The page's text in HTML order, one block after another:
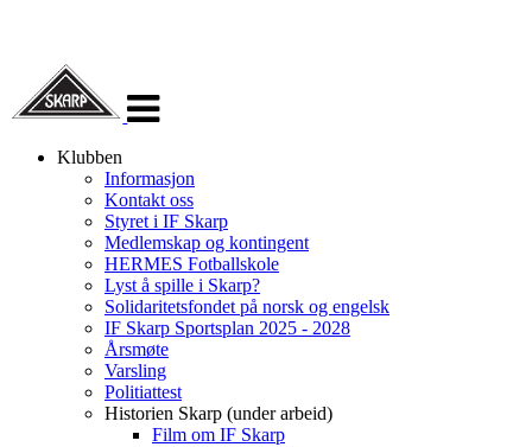
navigasjon
Klubben
Informasjon
Kontakt oss
Styret i IF Skarp
Medlemskap og kontingent
HERMES Fotballskole
Lyst å spille i Skarp?
Solidaritetsfondet på norsk og engelsk
IF Skarp Sportsplan 2025 - 2028
Årsmøte
Varsling
Politiattest
Historien Skarp (under arbeid)
Film om IF Skarp